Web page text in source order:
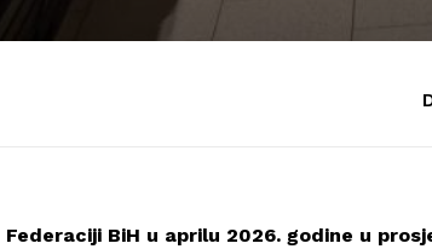
BiH u aprilu 2026. godine u